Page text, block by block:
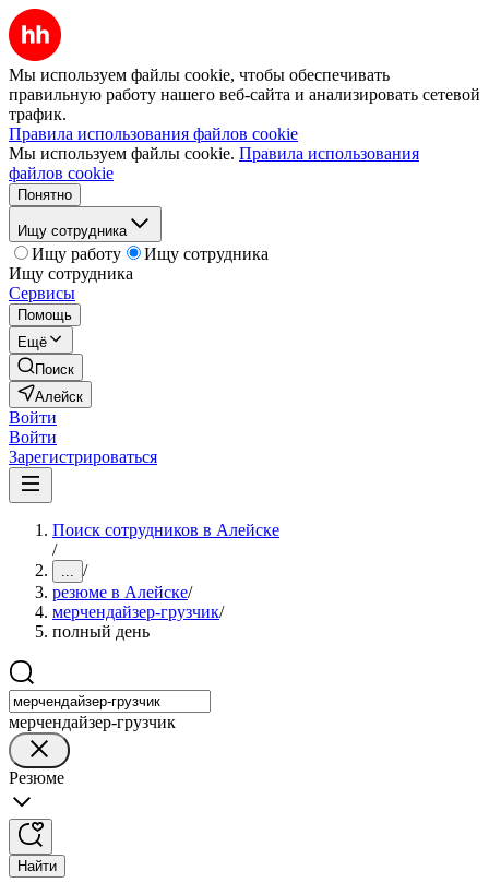
Мы используем файлы cookie, чтобы обеспечивать
правильную работу нашего веб-сайта и анализировать сетевой
трафик.
Правила использования файлов cookie
Мы используем файлы cookie. Правила использования
файлов cookie
Понятно
Ищу сотрудника
Ищу работу
Ищу сотрудника
Ищу сотрудника
Сервисы
Помощь
Ещё
Поиск
Алейск
Войти
Войти
Зарегистрироваться
Поиск сотрудников в Алейске
/
... /
резюме в Алейске/
мерчендайзер-грузчик/
полный день
мерчендайзер-грузчик
Резюме
Найти